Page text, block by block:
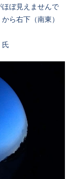
ぼ見えませんで
ら右下（南東）